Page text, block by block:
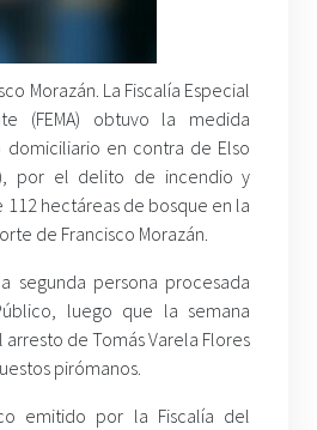
Morazán. La Fiscalía Especial
(FEMA) obtuvo la medida
en contra de Elso
por el delito de incendio y
112 hectáreas de bosque en la
de Francisco Morazán.
segunda persona procesada
luego que la semana
arresto de Tomás Varela Flores
pirómanos.
emitido por la Fiscalía del